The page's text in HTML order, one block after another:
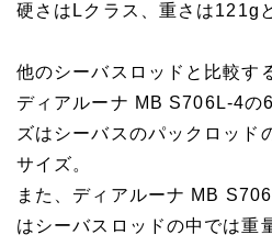
硬さはLクラス、重さは121g
他のシーバスロッドと比較す
ディアルーナ MB S706L-4の
ズはシーバスのパックロッド
サイズ。
また、ディアルーナ MB
はシーバスロッドの中では重